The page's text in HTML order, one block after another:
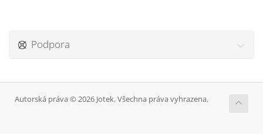
Podpora
Autorská práva © 2026 Jotek. Všechna práva vyhrazena.